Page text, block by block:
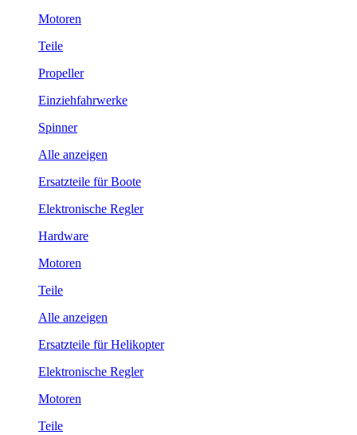
Motoren
Teile
Propeller
Einziehfahrwerke
Spinner
Alle anzeigen
Ersatzteile für Boote
Elektronische Regler
Hardware
Motoren
Teile
Alle anzeigen
Ersatzteile für Helikopter
Elektronische Regler
Motoren
Teile